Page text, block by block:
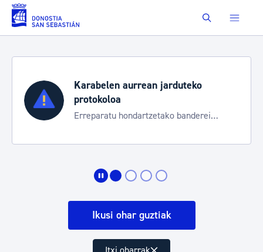
Eduki nagusira joan Buscar
Karabelen aurrean jarduteko
protokoloa
Erreparatu hondartzetako banderei
Ikusi ohar guztiak